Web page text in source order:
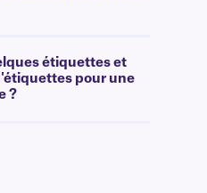
étiquettes et
pour une
?